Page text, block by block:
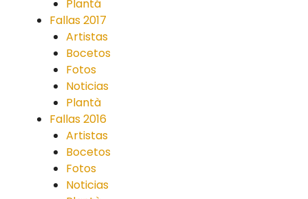
Plantá
Fallas 2017
Artistas
Bocetos
Fotos
Noticias
Plantà
Fallas 2016
Artistas
Bocetos
Fotos
Noticias